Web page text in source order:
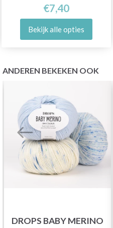
€7,40
Bekijk alle opties
ANDEREN BEKEKEN OOK
DROPS BABY MERINO